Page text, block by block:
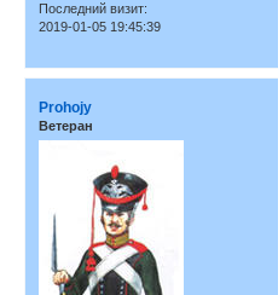
Последний визит:
2019-01-05 19:45:39
Prohojy
Ветеран